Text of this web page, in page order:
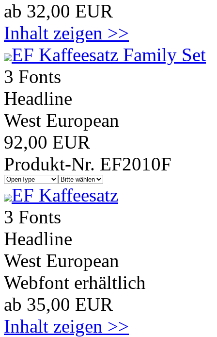
ab 32,00 EUR
Inhalt zeigen >>
EF Kaffeesatz Family Set
3 Fonts
Headline
West European
92,00 EUR
Produkt-Nr. EF2010F
EF Kaffeesatz
3 Fonts
Headline
West European
Webfont erhältlich
ab 35,00 EUR
Inhalt zeigen >>